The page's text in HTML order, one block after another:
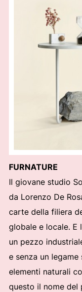
FURNATURE
Il giovane studio
da Lorenzo De
carte della filiera
globale e locale.
un pezzo
e senza un
elementi naturali
questo il nome del